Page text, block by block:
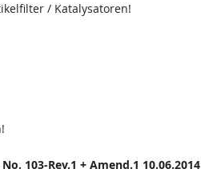
/ Katalysatoren!
103-Rev.1 + Amend.1 10.06.2014